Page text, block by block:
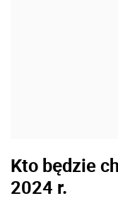
Kto będzie
2024 r.